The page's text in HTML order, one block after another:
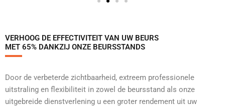
VERHOOG DE EFFECTIVITEIT VAN UW BEURS
MET 65% DANKZIJ ONZE BEURSSTANDS
Door de verbeterde zichtbaarheid, extreem professionele
uitstraling en flexibiliteit in zowel de beursstand als onze
uitgebreide dienstverlening u een groter rendement uit uw